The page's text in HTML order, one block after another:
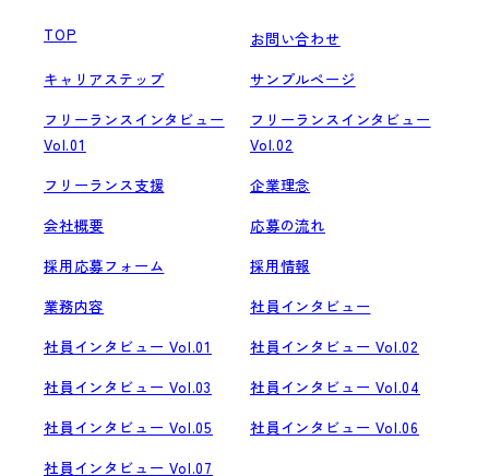
TOP
お問い合わせ
キャリアステップ
サンプルページ
フリーランスインタビュー
Vol.01
フリーランスインタビュー
Vol.02
フリーランス支援
企業理念
会社概要
応募の流れ
採用応募フォーム
採用情報
業務内容
社員インタビュー
社員インタビュー Vol.01
社員インタビュー Vol.02
社員インタビュー Vol.03
社員インタビュー Vol.04
社員インタビュー Vol.05
社員インタビュー Vol.06
社員インタビュー Vol.07